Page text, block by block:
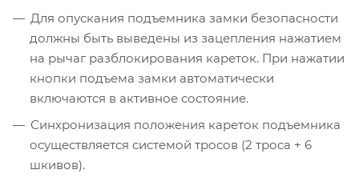
Для опускания подъемника замки безопасности
должны быть выведены из зацепления нажатием
на рычаг разблокирования кареток. При нажатии
кнопки подъема замки автоматически
включаются в активное состояние.
Синхронизация положения кареток подъемника
осуществляется системой тросов (2 троса + 6
шкивов).